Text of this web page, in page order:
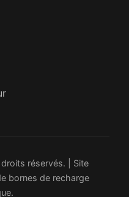
réservés. | Site
bornes de recharge